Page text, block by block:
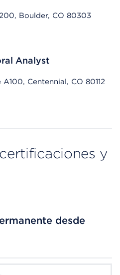
Boulder, CO 80303
on mobile devices
Analyst
Centennial, CO 80112
on mobile devices
y
desde